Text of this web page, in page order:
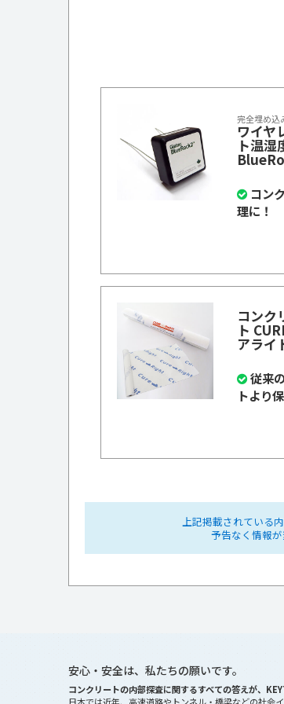
完全埋め込
ワイヤ
ト温湿
コン
理に！
コンク
ト
アライ
従来
トより
上記掲載されている
予告なく情報
安心・安全は、私たちの願いです。
コンクリートの内部探査に関するすべての答えが、